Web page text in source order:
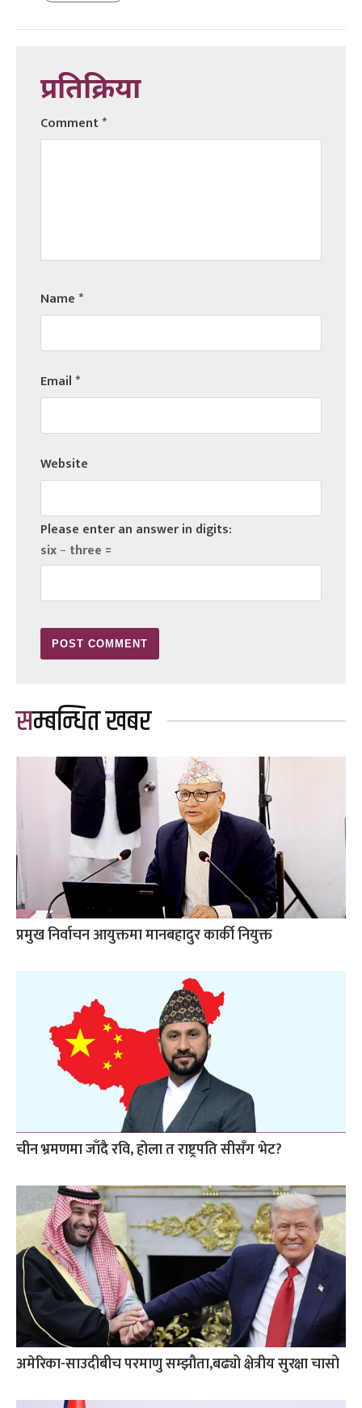
प्रतिक्रिया
Comment*
Name*
Email*
Website
Please enter an answer in digits:
six − three =
सम्बन्धित खबर
प्रमुख निर्वाचन आयुक्तमा मानबहादुर कार्की नियुक्त
चीन भ्रमणमा जाँदै रवि, होला त राष्ट्रपति सीसँग भेट?
अमेरिका-साउदीबीच परमाणु सम्झौता,बढ्यो क्षेत्रीय सुरक्षा चासो